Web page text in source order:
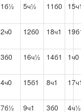
1б½ 5ч½ 11б0
2ч0 12б0 18ч1
3б0 16ч½ 14б1 1ч0
4ч0 15б1 8ч1
7б½ 9ч1 3б0 4ч½